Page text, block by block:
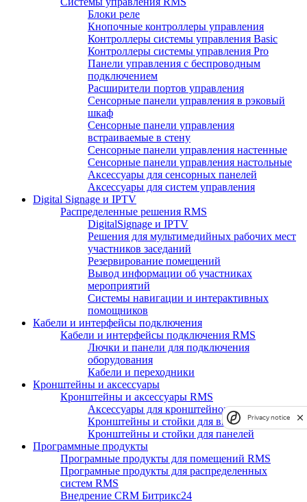
Блоки реле
Кнопочные контроллеры управления
Контроллеры системы управления Basic
Контроллеры системы управления Pro
Панели управления с беспроводным
подключением
Расширители портов управления
Сенсорные панели управления в рэковый
шкаф
Сенсорные панели управления
встраиваемые в стену
Сенсорные панели управления настенные
Сенсорные панели управления настольные
Аксессуары для сенсорных панелей
Аксессуары для систем управления
Digital Signage и IPTV
Распределенные решения RMS
DigitalSignage и IPTV
Решения для мультимедийных рабочих мест
участников заседаний
Резервирование помещений
Вывод информации об участниках
мероприятий
Системы навигации и интерактивных
помощников
Кабели и интерфейсы подключения
Кабели и интерфейсы подключения RMS
Лючки и панели для подключения
оборудования
Кабели и переходники
Кронштейны и аксессуары
Кронштейны и аксессуары RMS
Аксессуары для кронштейнов и стоек
Кронштейны и стойки для видеостен
Кронштейны и стойки для панелей
Программные продукты
Програмные продукты для помещений RMS
Програмные продукты для распределенных
систем RMS
Внедрение CRM Битрикс24
Privacy notice